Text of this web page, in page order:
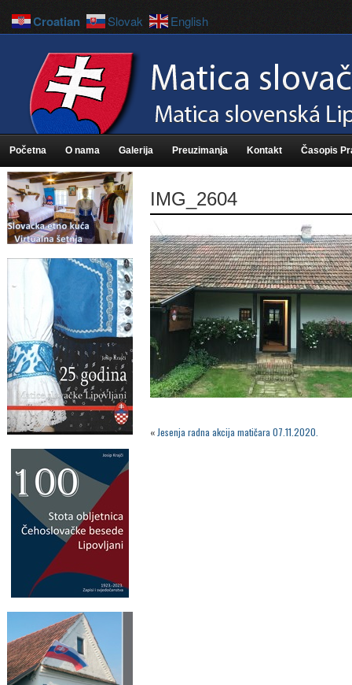
Početna O nama Galerija Preuzimanja Kontakt Časopis
IMG_2604
« Jesenja radna akcija matičara 07.11.2020.
Croatian Slovak English